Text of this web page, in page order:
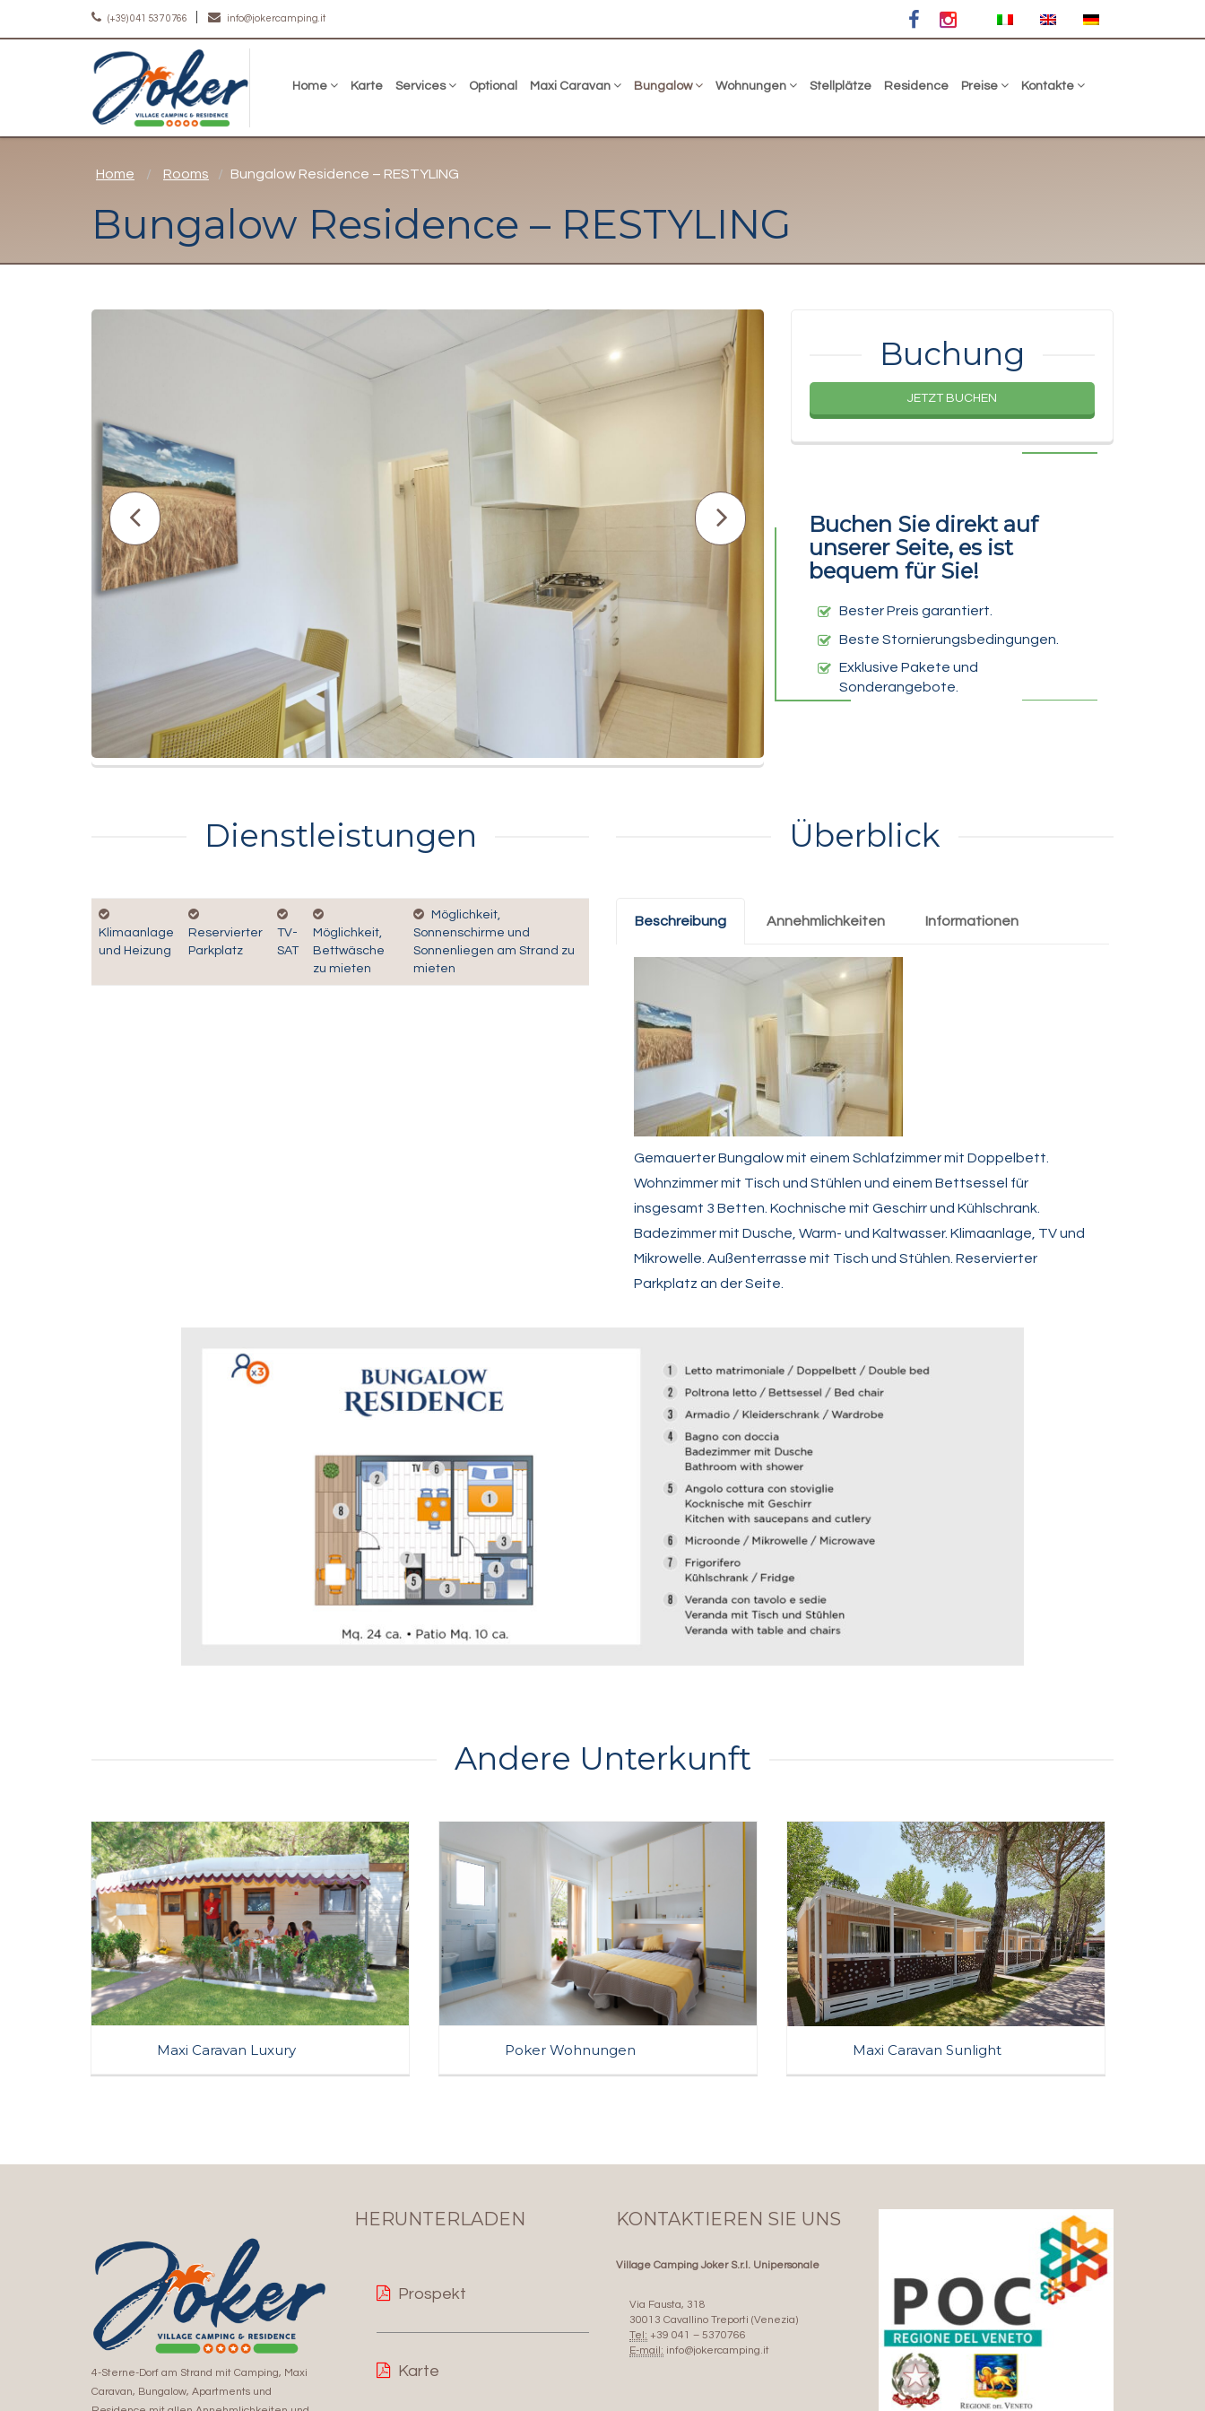
(+39) 041 537 0766 info@jokercamping.it
Home Karte Services Optional Maxi Caravan Bungalow Wohnungen Stellplätze Residence Preise Kontakte
Home Rooms Bungalow Residence – RESTYLING
Bungalow Residence – RESTYLING
Buchung
JETZT BUCHEN
Buchen Sie direkt auf
unserer Seite, es ist
bequem für Sie!
Bester Preis garantiert.
Beste Stornierungsbedingungen.
Exklusive Pakete und
Sonderangebote.
Dienstleistungen
Klimaanlage
und Heizung
Reservierter
Parkplatz
TV-
SAT
Möglichkeit,
Bettwäsche
zu mieten
Möglichkeit,
Sonnenschirme und
Sonnenliegen am Strand zu
mieten
Überblick
Beschreibung Annehmlichkeiten Informationen
Gemauerter Bungalow mit einem Schlafzimmer mit Doppelbett.
Wohnzimmer mit Tisch und Stühlen und einem Bettsessel für
insgesamt 3 Betten. Kochnische mit Geschirr und Kühlschrank.
Badezimmer mit Dusche, Warm- und Kaltwasser. Klimaanlage, TV und
Mikrowelle. Außenterrasse mit Tisch und Stühlen. Reservierter
Parkplatz an der Seite.
Andere Unterkunft
Maxi Caravan Luxury Poker Wohnungen Maxi Caravan Sunlight
des Komforts einer echten Urlaubsunterkunft zu
Klimaanlage
Strandset inbegriffen
Kostenloses WiFi
Reservierter Parkplatz
4-Sterne-Dorf am Strand mit Camping, Maxi
Caravan, Bungalow, Apartments und
HERUNTERLADEN
Prospekt
Karte
KONTAKTIEREN SIE UNS
Village Camping Joker S.r.l. Unipersonale
Via Fausta, 318
30013 Cavallino Treporti (Venezia)
Tel: +39 041 – 5370766
E-mail: info@jokercamping.it